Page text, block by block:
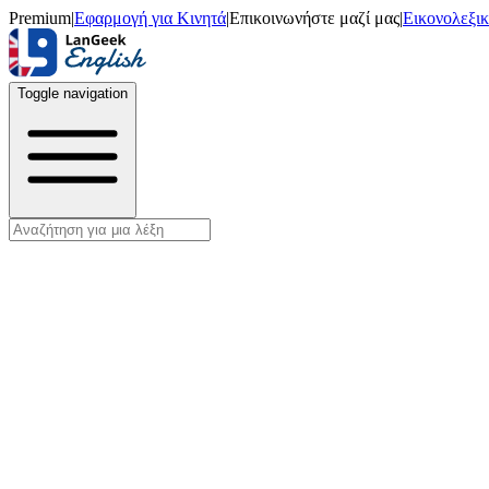
Premium|Εφαρμογή για Κινητά|Επικοινωνήστε μαζί μας|
Toggle navigation